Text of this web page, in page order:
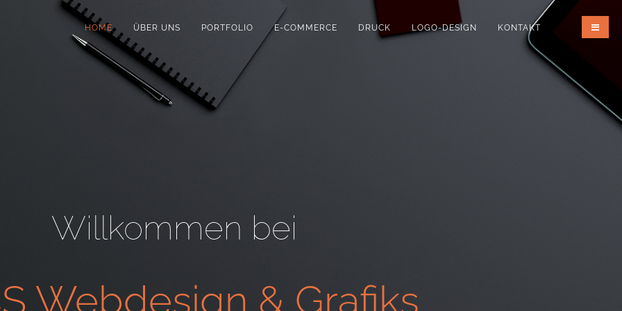
HOME ÜBER UNS PORTFOLIO E-COMMERCE DRUCK LOGO-DESIGN KONTAKT
Willkommen bei
Webdesign & Grafiks